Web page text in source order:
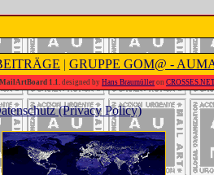
| GRUPPE GOM@ -
MailArtBoard 1.1. designed by Hans Braumüller on
(Privacy Policy)